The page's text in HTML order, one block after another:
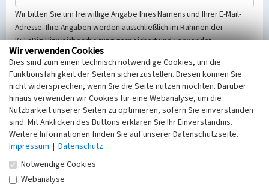
Wir bitten Sie um freiwillige Angabe Ihres Namens und Ihrer E-Mail-
Adresse. Ihre Angaben werden ausschließlich im Rahmen der
KuLaDig-Hinweisbearbeitung gespeichert und verwendet.
Selbstverständlich werden diese entsprechend der Vorschriften des
Telemediengesetzes, des Datenschutzgesetzes NRW und der seit
dem 25.05.2018 gültigen Europäischen Datenschutzgrundverordnung
(EU-DSGVO) vertraulich behandelt, beachten Sie bitte unsere
Hinweise zumDatenschutz
Nachricht
Wir verwenden Cookies
Dies sind zum einen technisch notwendige Cookies, um die
Funktionsfähigkeit der Seiten sicherzustellen. Diesen können Sie
nicht widersprechen, wenn Sie die Seite nutzen möchten. Darüber
hinaus verwenden wir Cookies für eine Webanalyse, um die
Nutzbarkeit unserer Seiten zu optimieren, sofern Sie einverstanden
sind. Mit Anklicken des Buttons erklären Sie Ihr Einverständnis.
Weitere Informationen finden Sie auf unserer Datenschutzseite.
Impressum | Datenschutz
Notwendige Cookies
Webanalyse